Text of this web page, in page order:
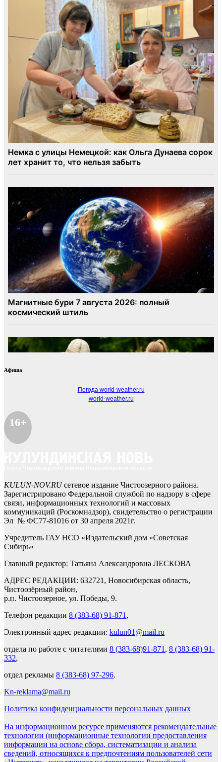
Афиша
Погода world-weather.ru
world-weather.ru
16+
KULUN-NOV.RUсетевое издание Чистоозерного района.
Зарегистрировано Федеральной службой по надзору в сфере
связи, информационных технологий и массовых
коммуникаций (Роскомнадзор), свидетельство о регистрации
Эл № ФС77-81016 от 30 апреля 2021г.
Учредитель ГАУ НСО «Издательский дом «Советская
Сибирь»
Главный редактор: Татьяна Александровна ЛЕСКОВА
АДРЕС РЕДАКЦИИ: 632721, Новосибирская область,
Чистоозёрный район,
р.п. Чистоозерное, ул. Победы, 9.
Телефон редакции 8 (383-68) 91-871 ,
Электронный адрес редакции: kulun01@mail.ru
отдела по работе с читателями 8 (383-68)91-871 , 8 (383-68) 91-
332,
отдел рекламы 8 (383-68) 97-296.
Kn-reklama@mail.ru
Политика конфиденциальности персональных данных
На информационном ресурсе применяются рекомендательные
технологии (информационные технологии предоставления
информации на основе сбора, систематизации и анализа
сведений, относящихся к предпочтениям пользователей сети